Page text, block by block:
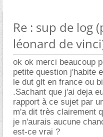
Re : sup de log
léonard de
ok ok merci beaucoup
petite question j'habite
le dut glt en france ou
.Sachant que j'ai deja
rapport à ce sujet par
m'a dit très clairement
je n'aurais aucune
est-ce vrai ?